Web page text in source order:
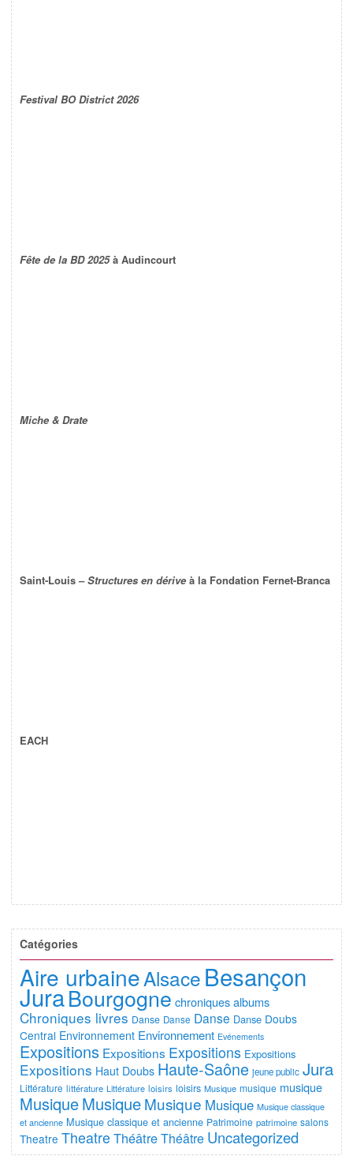
Festival BO District 2026
Fête de la BD 2025à Audincourt
Miche & Drate
Saint-Louis –Structures en dérive à la Fondation Fernet-Branca
EACH
Catégories
Aire urbaineAlsace Besançon
JuraBourgogne chroniques albums
Chroniques livres Danse Danse Danse Danse Doubs
Central Environnement Environnement Evénements
Expositions Expositions Expositions Expositions
Expositions Haut Doubs Haute-Saône jeune public Jura
Littérature littérature Littérature loisirs loisirs Musique musique musique
MusiqueMusiqueMusique Musique Musique classique
et ancienne Musique classique et ancienne Patrimoine patrimoine salons
Theatre Theatre ThéâtreThéâtre Uncategorized